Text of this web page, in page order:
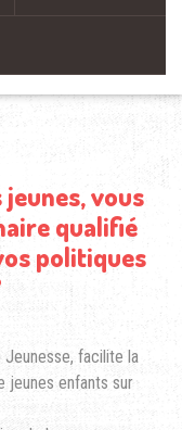
jeunes, vous
qualifié
politiques
Jeunesse, facilite la
jeunes enfants sur